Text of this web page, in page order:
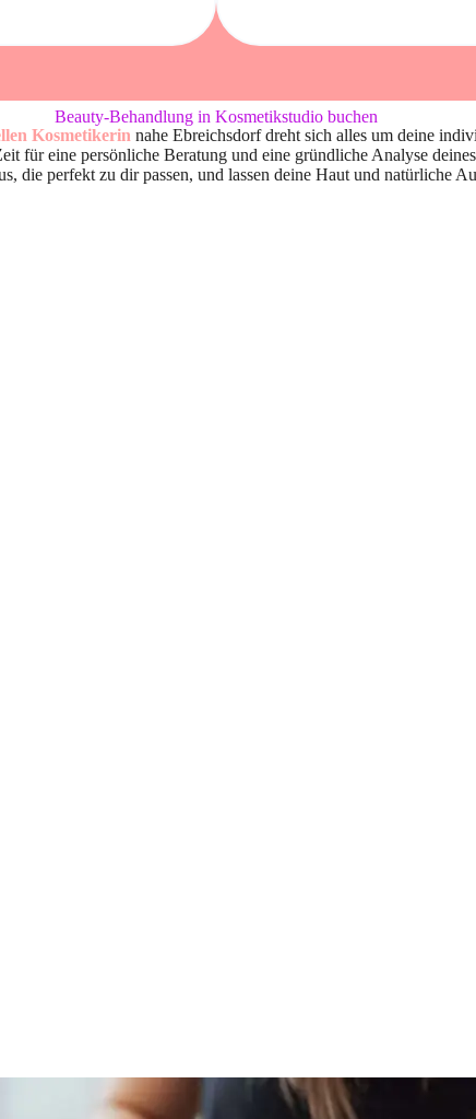
Beauty-Behandlung in Kosmetikstudio buchen
Kosmetikerin nahe Ebreichsdorf dreht sich alles um deine
für eine persönliche Beratung und eine gründliche Analyse
die perfekt zu dir passen, und lassen deine Haut und natürliche